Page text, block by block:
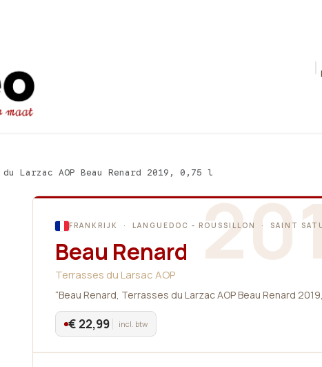
Larzac AOP Beau Renard 2019, 0,75 l
FRANKRIJK · LANGUEDOC - ROUSSILLON · SAINT
Beau Renard
Terrasses du Larsac AOP
“Beau Renard, Terrasses du Larzac AOP Beau Renard
€ 22,99 incl. btw